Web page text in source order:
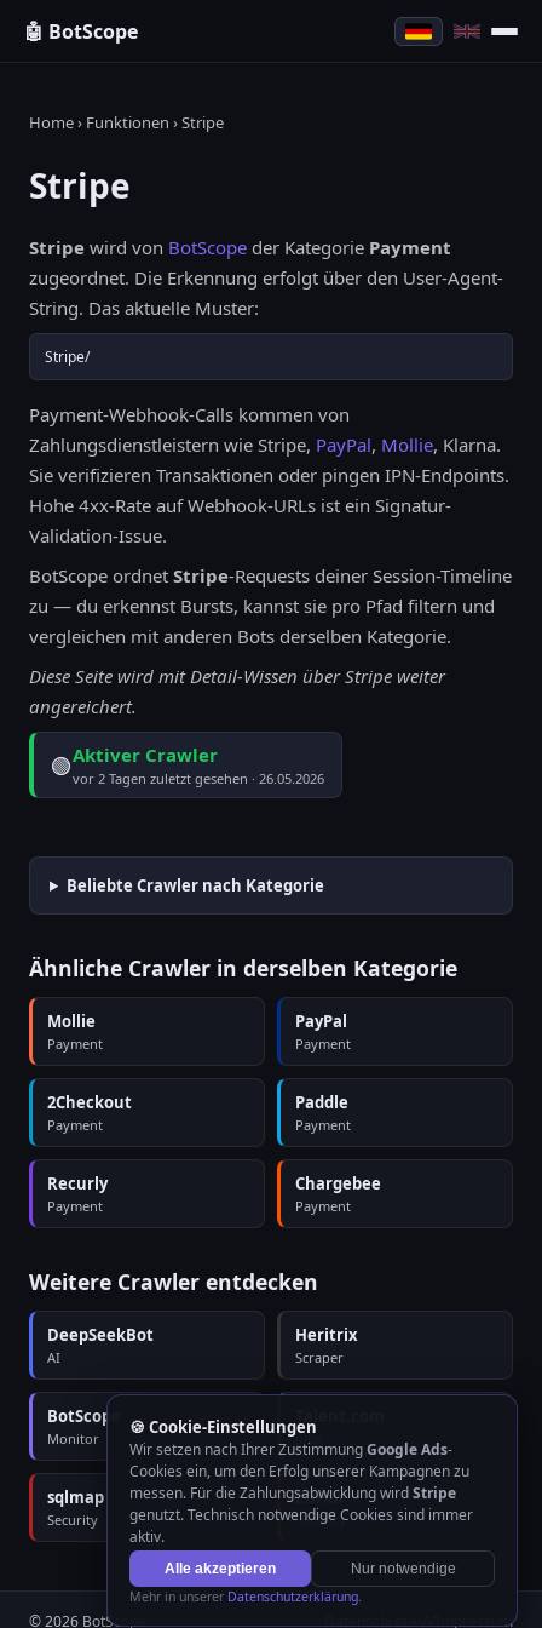
🤖 BotScope
Home› Funktionen › Stripe
Stripe
Stripe wird von BotScope der Kategorie Payment
zugeordnet. Die Erkennung erfolgt über den User-Agent-
String. Das aktuelle Muster:
Stripe/
Payment-Webhook-Calls kommen von
Zahlungsdienstleistern wie Stripe, PayPal, Mollie, Klarna.
Sie verifizieren Transaktionen oder pingen IPN-Endpoints.
Hohe 4xx-Rate auf Webhook-URLs ist ein Signatur-
Validation-Issue.
BotScope ordnet Stripe-Requests deiner Session-Timeline
zu — du erkennst Bursts, kannst sie pro Pfad filtern und
vergleichen mit anderen Bots derselben Kategorie.
Diese Seite wird mit Detail-Wissen über Stripe weiter
angereichert.
🟢Aktiver Crawler
vor 2 Tagen zuletzt gesehen · 26.05.2026
Beliebte Crawler nach Kategorie
Ähnliche Crawler in derselben Kategorie
Mollie
Payment
PayPal
Payment
2Checkout
Payment
Paddle
Payment
Recurly
Payment
Chargebee
Payment
Weitere Crawler entdecken
DeepSeekBot
AI
Heritrix
Scraper
BotScope
Monitor Jobs
sqlmap
Security
ZGrab
Security
© 2026 BotScope DatenschutzAVVImpressum
🍪 Cookie-Einstellungen
Wir setzen nach Ihrer ZustimmungGoogle Ads-
Cookies ein, um den Erfolg unserer Kampagnen zu
messen. Für die Zahlungsabwicklung wirdStripe
genutzt. Technisch notwendige Cookies sind immer
aktiv.
Alle akzeptieren
Nur notwendige
Mehr in unserer Datenschutzerklärung.